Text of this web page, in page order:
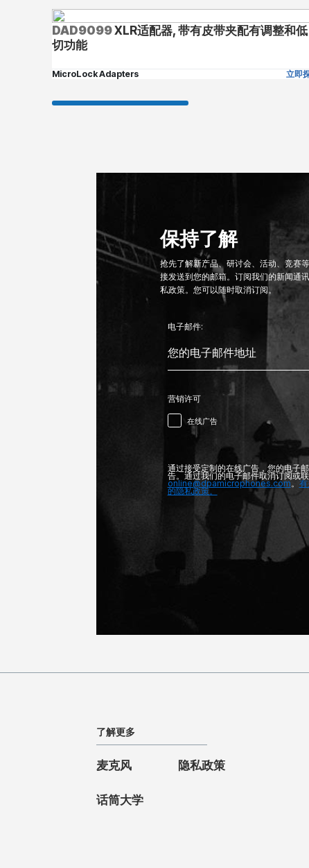
DAD9099XLR适配器, 带有皮带夹配有调整和低
切功能
MicroLock Adapters 立即
保持了解
抢先了解新产品、研讨会、活动、竞赛
接发送到您的邮箱。订阅我们的新闻通
私政策。您可以随时取消订阅。
电子邮件:
营销许可
在线广告
通过接受定制的在线广告，您的电子
告。通过我们的电子邮件取消订阅或
online@dpamicrophones.com。有
的隐私政策。
了解更多
麦克风 隐私政策
话筒大学